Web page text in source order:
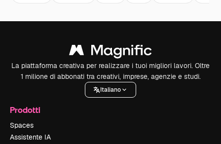
La piattaforma creativa per realizzare i tuoi migliori lavori. Oltre
1 milione di abbonati tra creativi, imprese, agenzie e studi.
Italiano
Prodotti
Spaces
Assistente IA